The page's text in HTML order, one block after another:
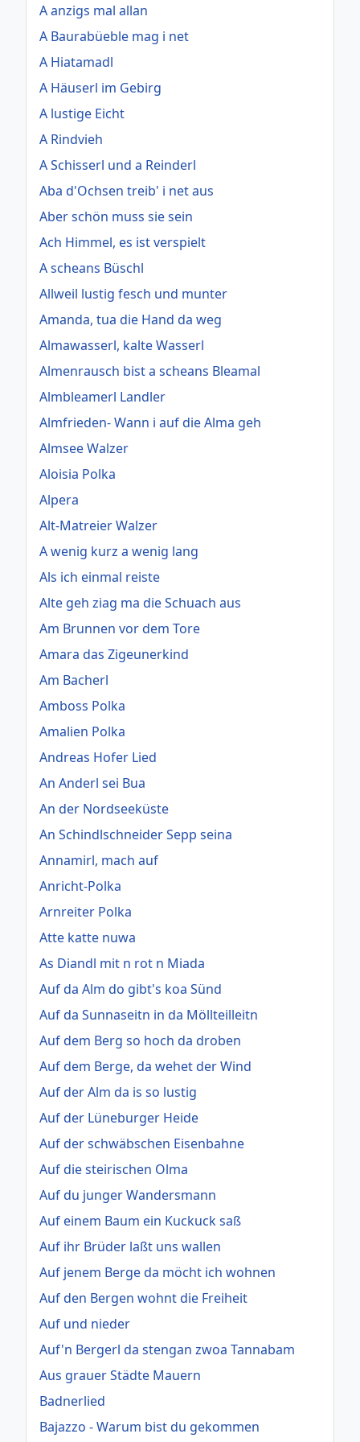
A anzigs mal allan
A Baurabüeble mag i net
A Hiatamadl
A Häuserl im Gebirg
A lustige Eicht
A Rindvieh
A Schisserl und a Reinderl
Aba d'Ochsen treib' i net aus
Aber schön muss sie sein
Ach Himmel, es ist verspielt
A scheans Büschl
Allweil lustig fesch und munter
Amanda, tua die Hand da weg
Almawasserl, kalte Wasserl
Almenrausch bist a scheans Bleamal
Almbleamerl Landler
Almfrieden- Wann i auf die Alma geh
Almsee Walzer
Aloisia Polka
Alpera
Alt-Matreier Walzer
A wenig kurz a wenig lang
Als ich einmal reiste
Alte geh ziag ma die Schuach aus
Am Brunnen vor dem Tore
Amara das Zigeunerkind
Am Bacherl
Amboss Polka
Amalien Polka
Andreas Hofer Lied
An Anderl sei Bua
An der Nordseeküste
An Schindlschneider Sepp seina
Annamirl, mach auf
Anricht-Polka
Arnreiter Polka
Atte katte nuwa
As Diandl mit n rot n Miada
Auf da Alm do gibt's koa Sünd
Auf da Sunnaseitn in da Möllteilleitn
Auf dem Berg so hoch da droben
Auf dem Berge, da wehet der Wind
Auf der Alm da is so lustig
Auf der Lüneburger Heide
Auf der schwäbschen Eisenbahne
Auf die steirischen Olma
Auf du junger Wandersmann
Auf einem Baum ein Kuckuck saß
Auf ihr Brüder laßt uns wallen
Auf jenem Berge da möcht ich wohnen
Auf den Bergen wohnt die Freiheit
Auf und nieder
Auf'n Bergerl da stengan zwoa Tannabam
Aus grauer Städte Mauern
Badnerlied
Bajazzo - Warum bist du gekommen